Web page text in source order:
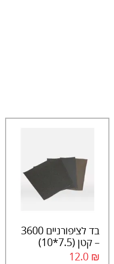
בד לציפורניים 3600
– קטן (7.5*10)
₪